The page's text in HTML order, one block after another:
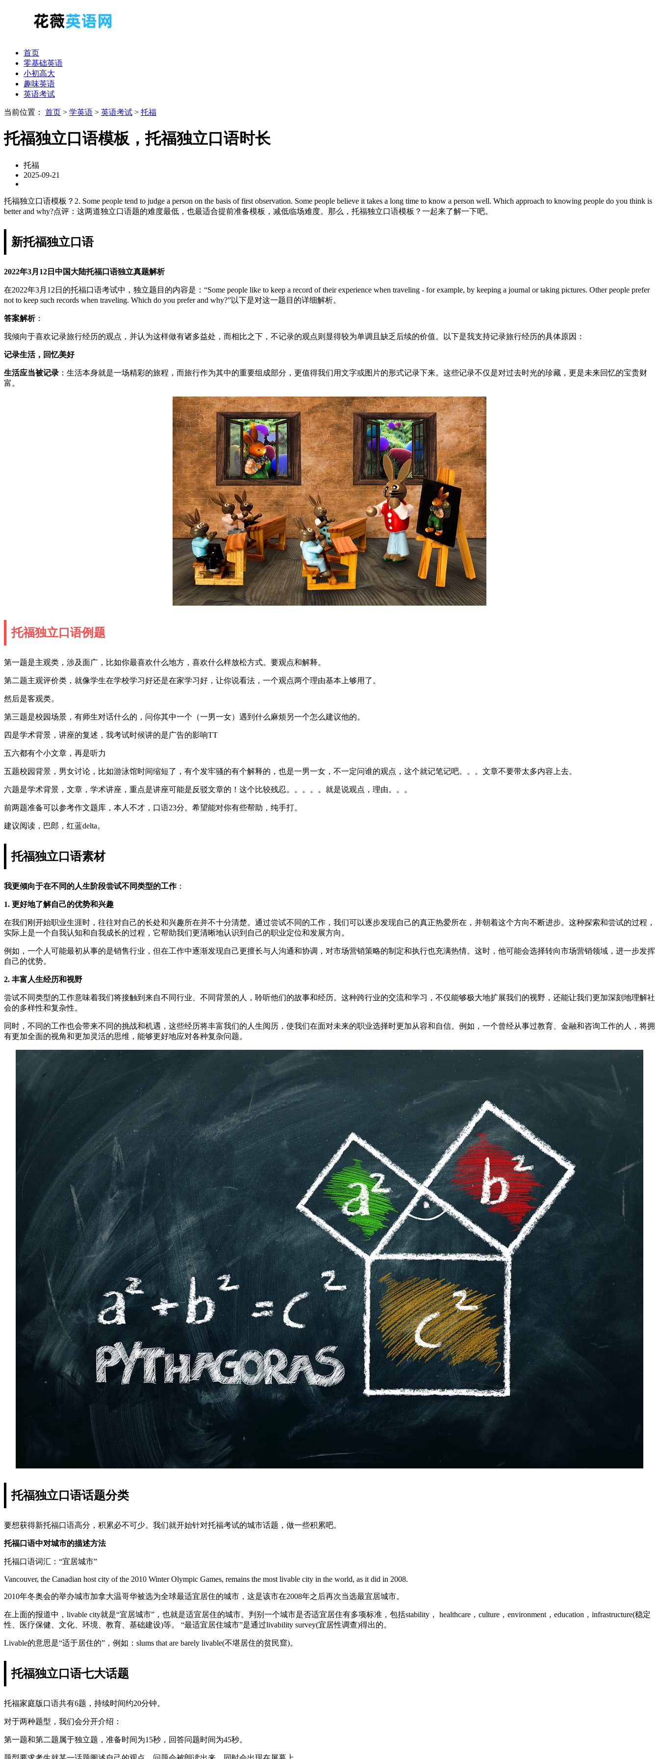
首页
零基础英语
小初高大
趣味英语
英语考试
当前位置： 首页 > 学英语 > 英语考试 > 托福
托福独立口语模板，托福独立口语时长
托福
2025-09-21
托福独立口语模板？2. Some people tend to judge a person on the basis of first observation. Some people believe it takes a long time to know a person well. Which approach to knowing people do you think is
better and why?点评：这两道独立口语题的难度最低，也最适合提前准备模板，减低临场难度。那么，托福独立口语模板？一起来了解一下吧。
新托福独立口语
2022年3月12日中国大陆托福口语独立真题解析
在2022年3月12日的托福口语考试中，独立题目的内容是：“Some people like to keep a record of their experience when traveling - for example, by keeping a journal or taking pictures. Other people prefer
not to keep such records when traveling. Which do you prefer and why?”以下是对这一题目的详细解析。
答案解析：
我倾向于喜欢记录旅行经历的观点，并认为这样做有诸多益处，而相比之下，不记录的观点则显得较为单调且缺乏后续的价值。以下是我支持记录旅行经历的具体原因：
记录生活，回忆美好
生活应当被记录 ：生活本身就是一场精彩的旅程，而旅行作为其中的重要组成部分，更值得我们用文字或图片的形式记录下来。这些记录不仅是对过去时光的珍藏，更是未来回忆的宝贵财
富。
托福独立口语例题
第一题是主观类，涉及面广，比如你最喜欢什么地方，喜欢什么样放松方式。要观点和解释。
第二题主观评价类，就像学生在学校学习好还是在家学习好，让你说看法，一个观点两个理由基本上够用了。
然后是客观类。
第三题是校园场景，有师生对话什么的，问你其中一个（一男一女）遇到什么麻烦另一个怎么建议他的。
四是学术背景，讲座的复述，我考试时候讲的是广告的影响TT
五六都有个小文章，再是听力
五题校园背景，男女讨论，比如游泳馆时间缩短了，有个发牢骚的有个解释的，也是一男一女，不一定问谁的观点，这个就记笔记吧。。。文章不要带太多内容上去。
六题是学术背景，文章，学术讲座，重点是讲座可能是反驳文章的！这个比较残忍。。。。。就是说观点，理由。。。
前两题准备可以参考作文题库，本人不才，口语23分。希望能对你有些帮助，纯手打。
建议阅读，巴郎，红蓝delta。
托福独立口语素材
我更倾向于在不同的人生阶段尝试不同类型的工作：
1. 更好地了解自己的优势和兴趣
在我们刚开始职业生涯时，往往对自己的长处和兴趣所在并不十分清楚。通过尝试不同的工作，我们可以逐步发现自己的真正热爱所在，并朝着这个方向不断进步。这种探索和尝试的过程，
实际上是一个自我认知和自我成长的过程，它帮助我们更清晰地认识到自己的职业定位和发展方向。
例如，一个人可能最初从事的是销售行业，但在工作中逐渐发现自己更擅长与人沟通和协调，对市场营销策略的制定和执行也充满热情。这时，他可能会选择转向市场营销领域，进一步发挥
自己的优势。
2. 丰富人生经历和视野
尝试不同类型的工作意味着我们将接触到来自不同行业、不同背景的人，聆听他们的故事和经历。这种跨行业的交流和学习，不仅能够极大地扩展我们的视野，还能让我们更加深刻地理解社
会的多样性和复杂性。
同时，不同的工作也会带来不同的挑战和机遇，这些经历将丰富我们的人生阅历，使我们在面对未来的职业选择时更加从容和自信。例如，一个曾经从事过教育、金融和咨询工作的人，将拥
有更加全面的视角和更加灵活的思维，能够更好地应对各种复杂问题。
托福独立口语话题分类
要想获得新托福口语高分，积累必不可少。我们就开始针对托福考试的城市话题，做一些积累吧。
托福口语中对城市的描述方法
托福口语词汇：“宜居城市”
Vancouver, the Canadian host city of the 2010 Winter Olympic Games, remains the most livable city in the world, as it did in 2008.
2010年冬奥会的举办城市加拿大温哥华被选为全球最适宜居住的城市，这是该市在2008年之后再次当选最宜居城市。
在上面的报道中，livable city就是“宜居城市”，也就是适宜居住的城市。判别一个城市是否适宜居住有多项标准，包括stability， healthcare，culture，environment，education，infrastructure(稳定
性、医疗保健、文化、环境、教育、基础建设)等。 “最适宜居住城市”是通过livability survey(宜居性调查)得出的。
Livable的意思是“适于居住的”，例如：slums that are barely livable(不堪居住的贫民窟)。
托福独立口语七大话题
托福家庭版口语共有6题，持续时间约20分钟。
对于两种题型，我们会分开介绍：
第一题和第二题属于独立题，准备时间为15秒，回答问题时间为45秒。